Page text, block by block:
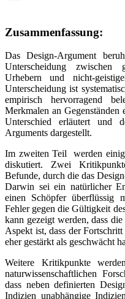
Zusammenfassung:
Das Design-Argument
Unterscheidung zwischen
Urhebern und nicht-
Unterscheidung ist
empirisch hervorragend
Merkmalen an
Unterschied erläutert und
Arguments dargestellt.
Im zweiten Teil werden
diskutiert. Zwei
Befunde, durch die das
Darwin sei ein natürlicher
einen Schöpfer überflüssig
Fehler gegen die Gültigkeit
kann gezeigt werden, dass
Aspekt ist, dass der
eher gestärkt als geschwächt
Weitere Kritikpunkte
naturwissenschaftlichen
dass neben definierten
Indizien unabhängige